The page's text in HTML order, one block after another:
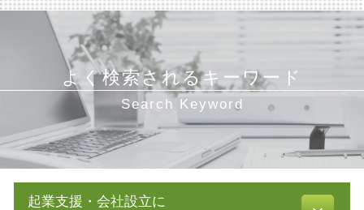
よく検索されるキーワード
Search Keyword
起業支援・会社設立に